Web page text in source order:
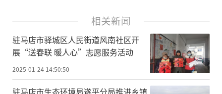
相关新闻
驻马店市驿城区人民街道风南社区开
展“送春联 暖人心”志愿服务活动
2025-01-24 14:50:50